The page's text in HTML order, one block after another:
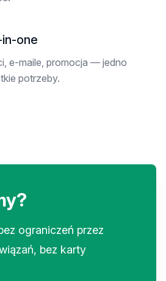
one
e-maile, promocja — jedno
potrzeby.
ograniczeń przez
bez karty